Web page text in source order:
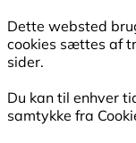
Dette websted
cookies sættes af
sider.
Du kan til enhver
samtykke fra